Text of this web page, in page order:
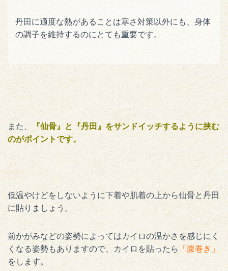
丹田に適度な熱があることは寒さ対策以外にも、身体
の調子を維持するのにとても重要です。
また、 『仙骨』と『丹田』をサンドイッチするように挟む
のがポイントです。
低温やけどをしないように下着や肌着の上から仙骨と丹田
に貼りましょう。
前かがみなどの姿勢によってはカイロの温かさを感じにく
くなる姿勢もありますので、カイロを貼ったら 「腹巻き」
をします。